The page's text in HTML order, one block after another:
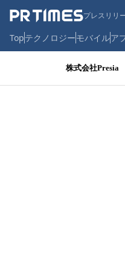
プレスリリ
Topテクノロジーモバイルア
株式会社Presia